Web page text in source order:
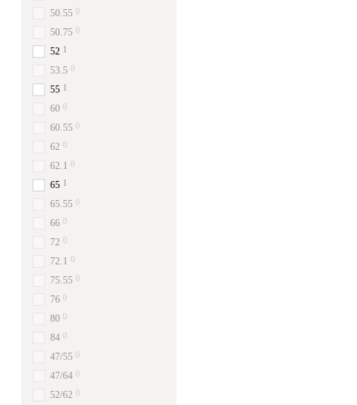
50.55 0
50.75 0
52 1
53.5 0
55 1
60 0
60.55 0
62 0
62.1 0
65 1
65.55 0
66 0
72 0
72.1 0
75.55 0
76 0
80 0
84 0
47/55 0
47/64 0
52/62 0